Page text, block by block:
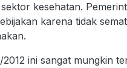
kesehatan.
karena tidak
ini sangat mungkin